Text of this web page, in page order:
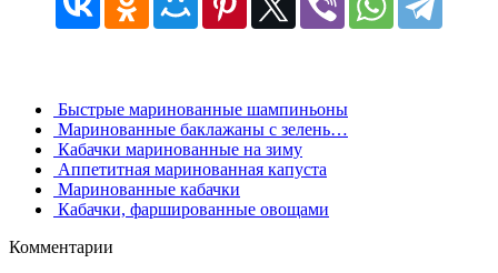
Быстрые маринованные шампиньоны
Маринованные баклажаны с зелень…
Кабачки маринованные на зиму
Аппетитная маринованная капуста
Маринованные кабачки
Кабачки, фаршированные овощами
Комментарии